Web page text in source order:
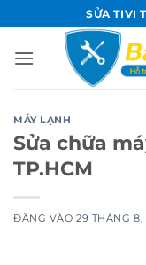
qua
nội
SỬA TIVI
MÁY LẠNH
Sửa chữa
TP.HCM
ĐĂNG VÀO29 THÁNG 8,